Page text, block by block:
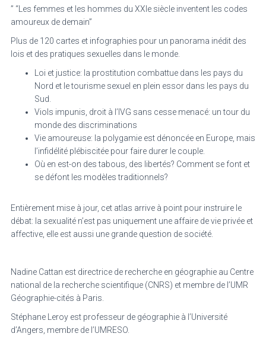
” “Les femmes et les hommes du XXIe siècle inventent les codes
amoureux de demain”
Plus de 120 cartes et infographies pour un panorama inédit des
lois et des pratiques sexuelles dans le monde.
Loi et justice: la prostitution combattue dans les pays du
Nord et le tourisme sexuel en plein essor dans les pays du
Sud.
Viols impunis, droit à l’IVG sans cesse menacé: un tour du
monde des discriminations
Vie amoureuse: la polygamie est dénoncée en Europe, mais
l’infidélité plébiscitée pour faire durer le couple.
Où en est-on des tabous, des libertés? Comment se font et
se défont les modèles traditionnels?
Entièrement mise à jour, cet atlas arrive à point pour instruire le
débat: la sexualité n’est pas uniquement une affaire de vie privée et
affective, elle est aussi une grande question de société.
Nadine Cattan est directrice de recherche en géographie au Centre
national de la recherche scientifique (CNRS) et membre de l’UMR
Géographie-cités à Paris.
Stéphane Leroy est professeur de géographie à l’Université
d’Angers, membre de l’UMRESO.